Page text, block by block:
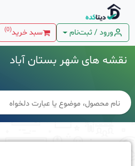
ورود / ثبت‌نام سبد خرید(
0
)
نقشه های شهر بستان آباد